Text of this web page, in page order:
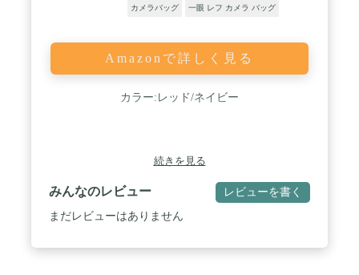
カメラバッグ 一眼 レフ カメラ バッグ
Amazonで詳しく見る
カラー:レッド/ネイビー
続きを見る
みんなのレビュー レビューを書く
まだレビューはありません